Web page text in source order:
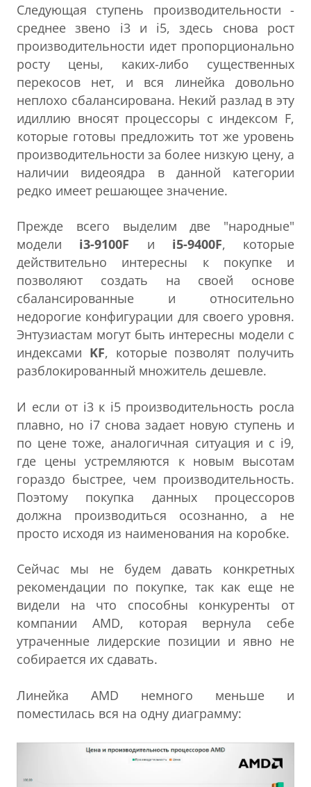
Следующая ступень производительности -
среднее звено i3 и i5, здесь снова рост
производительности идет пропорционально
росту цены, каких-либо существенных
перекосов нет, и вся линейка довольно
неплохо сбалансирована. Некий разлад в эту
идиллию вносят процессоры с индексом F,
которые готовы предложить тот же уровень
производительности за более низкую цену, а
наличии видеоядра в данной категории
редко имеет решающее значение.
Прежде всего выделим две "народные"
модели i3-9100F и i5-9400F, которые
действительно интересны к покупке и
позволяют создать на своей основе
сбалансированные и относительно
недорогие конфигурации для своего уровня.
Энтузиастам могут быть интересны модели с
индексами KF, которые позволят получить
разблокированный множитель дешевле.
И если от i3 к i5 производительность росла
плавно, но i7 снова задает новую ступень и
по цене тоже, аналогичная ситуация и с i9,
где цены устремляются к новым высотам
гораздо быстрее, чем производительность.
Поэтому покупка данных процессоров
должна производиться осознанно, а не
просто исходя из наименования на коробке.
Сейчас мы не будем давать конкретных
рекомендации по покупке, так как еще не
видели на что способны конкуренты от
компании AMD, которая вернула себе
утраченные лидерские позиции и явно не
собирается их сдавать.
Линейка AMD немного меньше и
поместилась вся на одну диаграмму: